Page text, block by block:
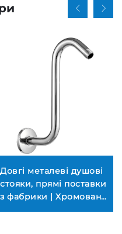
Довгі металеві душові
стояки, прямі поставки
з фабрики | Хромовані
(не іржавіють, міцні,